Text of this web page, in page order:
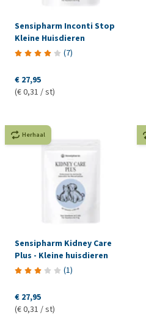
Sensipharm Inconti Stop
Kleine Huisdieren
(7)
€ 27,95
(€ 0,31 / st)
Herhaal
Sensipharm Kidney Care
Plus - Kleine huisdieren
(1)
€ 27,95
(€ 0,31 / st)